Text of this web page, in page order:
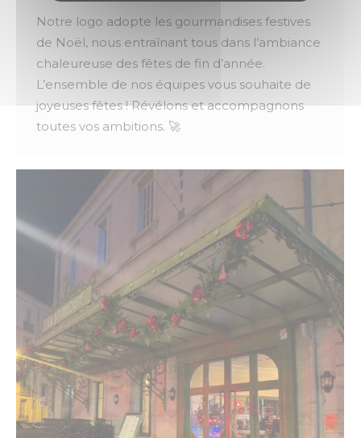
Notre logo adopte les gourmandises festives
de Noël, nous entraînant tous dans l’ambiance
chaleureuse des fêtes de fin d’année.
L’ensemble de nos équipes vous souhaite de
joyeuses fêtes ! Révélons et accompagnons
toutes vos ambitions. 🚀